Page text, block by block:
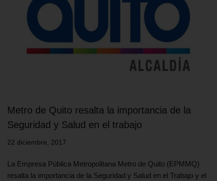
Metro de Quito resalta la importancia de la
Seguridad y Salud en el trabajo
22 diciembre, 2017
La Empresa Pública Metropolitana Metro de Quito (EPMMQ)
resalta la importancia de la Seguridad y Salud en el Trabajo y el